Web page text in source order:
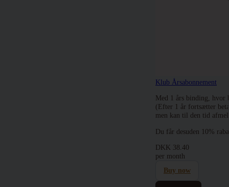
Klub Årsabonnement
Med 1 års binding, hvor
(Efter 1 år fortsætter
men kan til den tid
Du får desuden 10%
DKK 38.40
per month
Buy now